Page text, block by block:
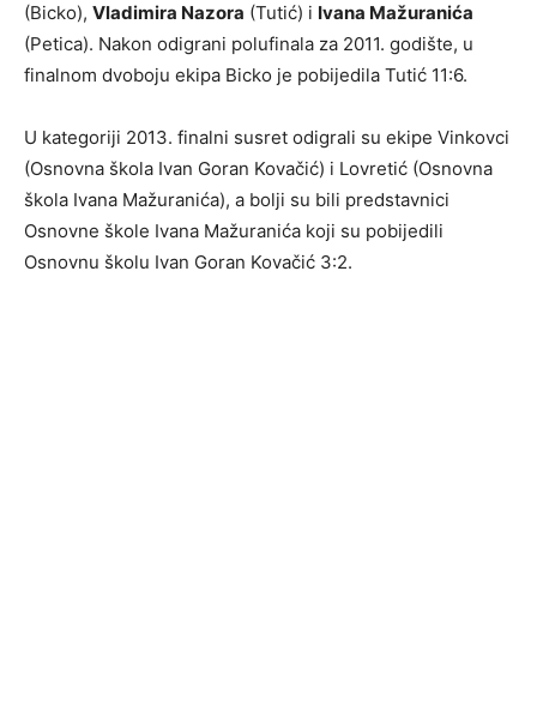
(Bicko), Vladimira Nazora (Tutić) i Ivana Mažuranića
(Petica). Nakon odigrani polufinala za 2011. godište, u
finalnom dvoboju ekipa Bicko je pobijedila Tutić 11:6.
U kategoriji 2013. finalni susret odigrali su ekipe Vinkovci
(Osnovna škola Ivan Goran Kovačić) i Lovretić (Osnovna
škola Ivana Mažuranića), a bolji su bili predstavnici
Osnovne škole Ivana Mažuranića koji su pobijedili
Osnovnu školu Ivan Goran Kovačić 3:2.